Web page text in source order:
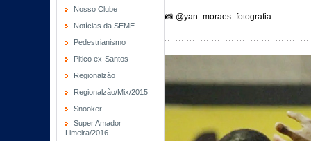
Nosso Clube
Notícias da SEME
Pedestrianismo
Pitico ex-Santos
Regionalzão
Regionalzão/Mix/2015
Snooker
Super Amador
Limeira/2016
📸 @yan_moraes_fotografia